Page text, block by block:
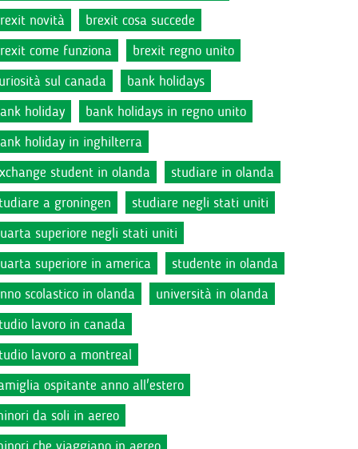
novità
brexit cosa succede
come funziona
brexit regno unito
sul canada
bank holidays
holiday
bank holidays in regno unito
holiday in inghilterra
student in olanda
studiare in olanda
a groningen
studiare negli stati uniti
superiore negli stati uniti
superiore in america
studente in olanda
scolastico in olanda
università in olanda
lavoro in canada
lavoro a montreal
ospitante anno all'estero
da soli in aereo